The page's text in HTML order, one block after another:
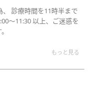
診療時間を11時半まで
～11:30 以上、ご迷惑を
もっと見る